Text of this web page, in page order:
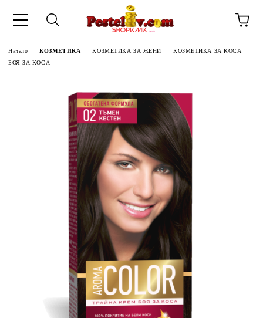
Начало КОЗМЕТИКА КОЗМЕТИКА ЗА ЖЕНИ
КОЗМЕТИКА ЗА КОСА
БОЯ ЗА КОСА